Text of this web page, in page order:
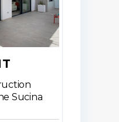
Sucina